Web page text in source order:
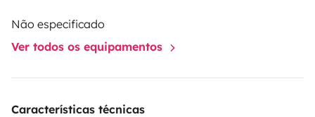
Não especificado
Ver todos os equipamentos
Características técnicas